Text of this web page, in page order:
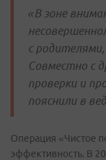
«В зоне
с
Совместно с
проверки и
пояснили в
Операция «Чистое
эффективность. В